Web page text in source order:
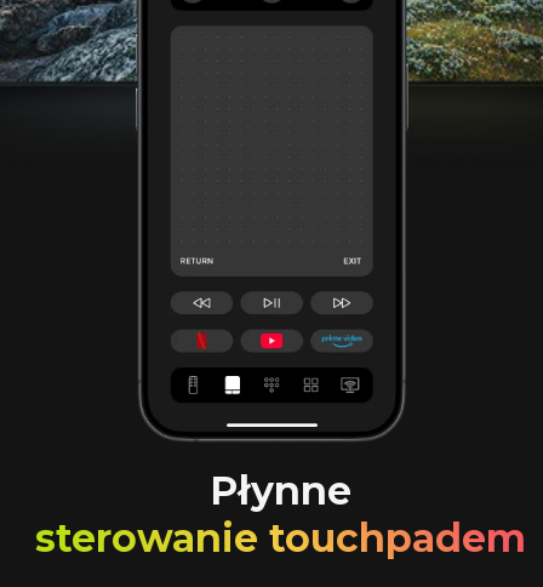
Płynne
sterowanie touchpadem